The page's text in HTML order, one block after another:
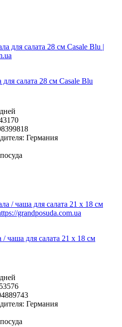
салата 28 см Casale Blu
Германия
чаша для салата 21 х 18 см
Германия